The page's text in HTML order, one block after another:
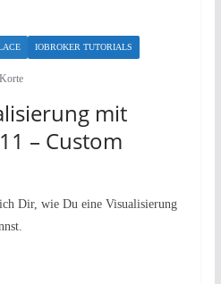
IOBROKER TUTORIALS
mit
– Custom
Dir, wie Du eine Visualisierung